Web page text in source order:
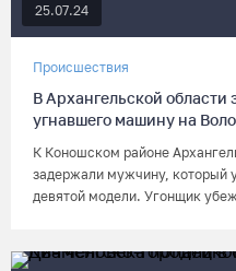
25.07.24
Происшествия
В Архангельской
угнавшего машину на
К Коношском районе
задержали мужчину, который
девятой модели. Угонщик